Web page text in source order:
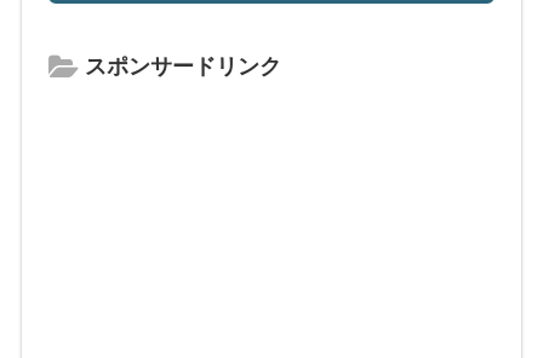
スポンサードリンク